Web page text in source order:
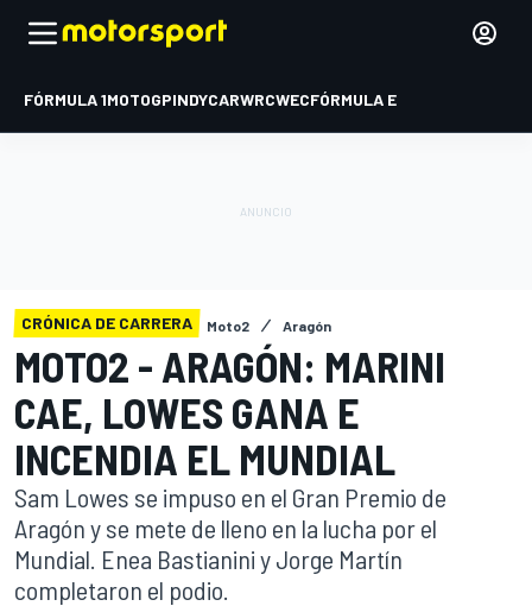
FÓRMULA 1MOTOGPINDYCARWRCWECFÓRMULA E
CRÓNICA DE CARRERA Moto2 Aragón
MOTO2 - ARAGÓN: MARINI
CAE, LOWES GANA E
INCENDIA EL MUNDIAL
Sam Lowes se impuso en el Gran Premio de
Aragón y se mete de lleno en la lucha por el
Mundial. Enea Bastianini y Jorge Martín
completaron el podio.